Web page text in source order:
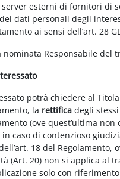
server esterni di fornitori di
dati personali degli
ai sensi dell’art. 28
Responsabile del
potrà chiedere al
la rettificadegli
(ove quest’ultima
caso di contenzioso
18 del Regolamento,
(Art. 20) non si applica al
solo con